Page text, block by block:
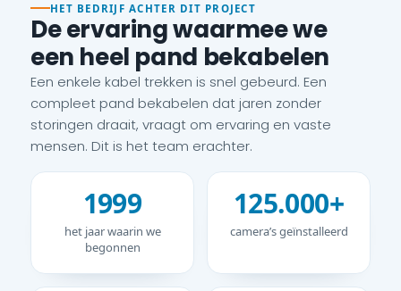
HET BEDRIJF ACHTER DIT PROJECT
De ervaring waarmee we
een heel pand bekabelen
Een enkele kabel trekken is snel gebeurd. Een
compleet pand bekabelen dat jaren zonder
storingen draait, vraagt om ervaring en vaste
mensen. Dit is het team erachter.
1999
het jaar waarin we
begonnen
125.000+
camera’s geïnstalleerd